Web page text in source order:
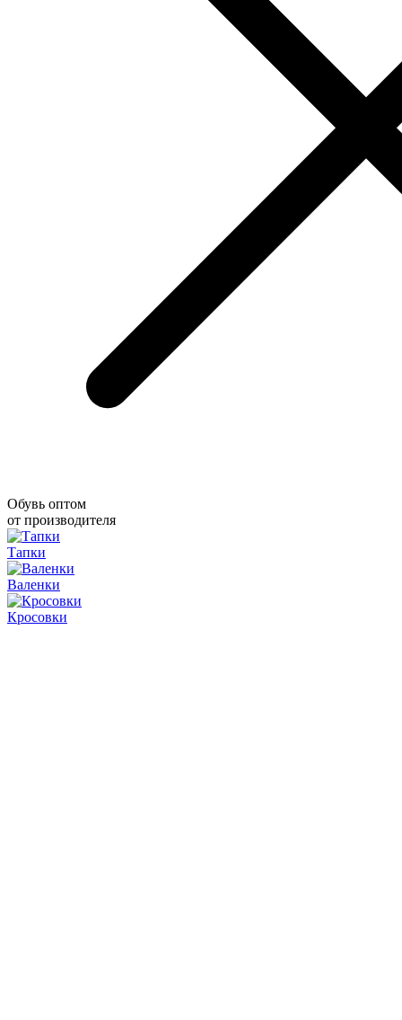
Обувь оптом
от производителя
Тапки
Валенки
Кросовки